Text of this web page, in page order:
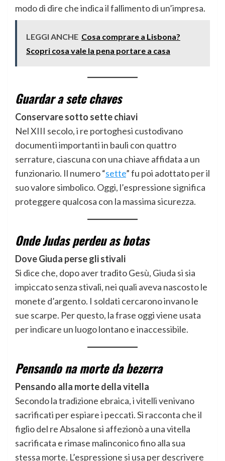
modo di dire che indica il fallimento di un’impresa.
LEGGI ANCHE Cosa comprare a Lisbona?
Scopri cosa vale la pena portare a casa
Guardar a sete chaves
Conservare sotto sette chiavi
Nel XIII secolo, i re portoghesi custodivano
documenti importanti in bauli con quattro
serrature, ciascuna con una chiave affidata a un
funzionario. Il numero “sette” fu poi adottato per il
suo valore simbolico. Oggi, l’espressione significa
proteggere qualcosa con la massima sicurezza.
Onde Judas perdeu as botas
Dove Giuda perse gli stivali
Si dice che, dopo aver tradito Gesù, Giuda si sia
impiccato senza stivali, nei quali aveva nascosto le
monete d’argento. I soldati cercarono invano le
sue scarpe. Per questo, la frase oggi viene usata
per indicare un luogo lontano e inaccessibile.
Pensando na morte da bezerra
Pensando alla morte della vitella
Secondo la tradizione ebraica, i vitelli venivano
sacrificati per espiare i peccati. Si racconta che il
figlio del re Absalone si affezionò a una vitella
sacrificata e rimase malinconico fino alla sua
stessa morte. L’espressione si usa per descrivere